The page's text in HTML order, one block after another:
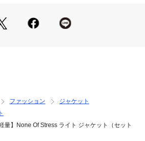
トです。
い仕様になっています。
タケオでも人気のある柄になります。
グ】
ドTシャツと呼ばれるクルーネックのジ
ファッション
ジャケット
量】None Of Stress ライト ジャケット（セット